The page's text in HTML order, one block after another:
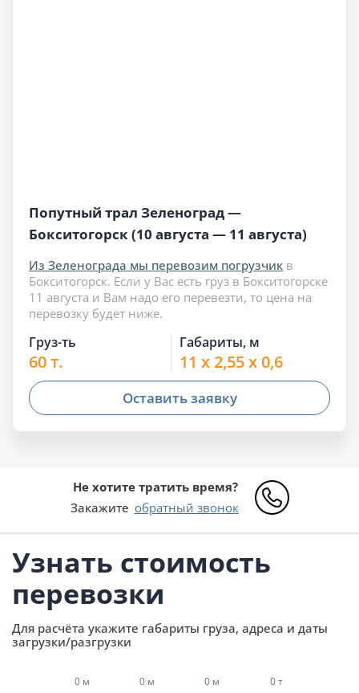
Попутный трал Зеленоград —
Бокситогорск (10 августа — 11 августа)
Из Зеленограда мы перевозим погрузчик в
Бокситогорск. Если у Вас есть груз в Бокситогорске
11 августа и Вам надо его перевезти, то цена на
перевозку будет ниже.
Груз-ть
60 т.
Габариты, м
11 x 2,55 x 0,6
Оставить заявку
Узнать стоимость
перевозки
Для расчёта укажите габариты груза, адреса и даты
загрузки/разгрузки
Не хотите тратить время?
Закажите обратный звонок
0 м 0 м 0 м 0 т